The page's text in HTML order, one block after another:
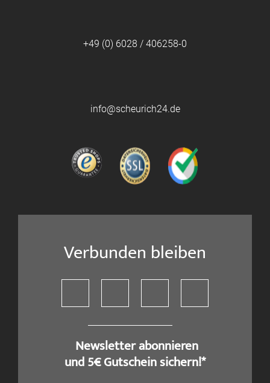
+49 (0) 6028 / 406258-0
info@scheurich24.de
Verbunden bleiben
​ Newsletter abonnieren
und 5€ Gutschein sichern!*